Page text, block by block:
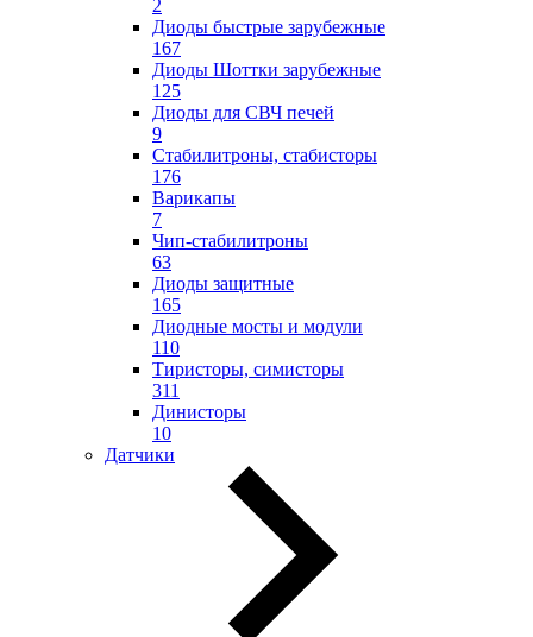
2
Диоды быстрые зарубежные
167
Диоды Шоттки зарубежные
125
Диоды для СВЧ печей
9
Стабилитроны, стабисторы
176
Варикапы
7
Чип-стабилитроны
63
Диоды защитные
165
Диодные мосты и модули
110
Тиристоры, симисторы
311
Динисторы
10
Датчики